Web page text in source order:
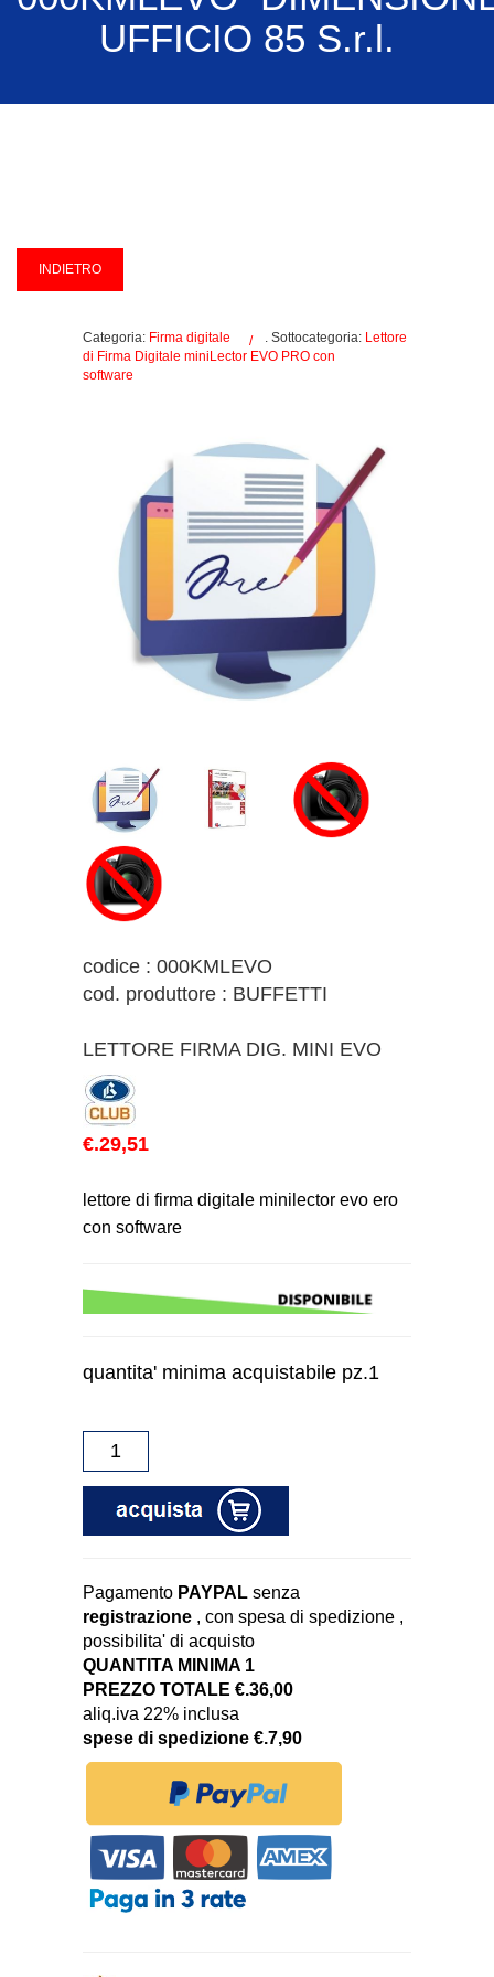
UFFICIO 85 S.r.l.
Categoria: Firma digitale . Sottocategoria: Lettore
di Firma Digitale miniLector EVO PRO con
software
codice : 000KMLEVO
cod. produttore : BUFFETTI
LETTORE FIRMA DIG. MINI EVO
€.29,51
lettore di firma digitale minilector evo ero
con software
quantita' minima acquistabile pz.1
Pagamento PAYPAL senza
registrazione , con spesa di spedizione ,
possibilita' di acquisto
QUANTITA MINIMA 1
PREZZO TOTALE €.36,00
aliq.iva 22% inclusa
spese di spedizione €.7,90